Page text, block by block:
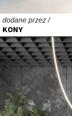
dodane przez /
KONY